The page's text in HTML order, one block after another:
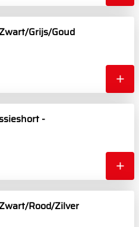
Grijs/Goud
-
Rood/Zilver